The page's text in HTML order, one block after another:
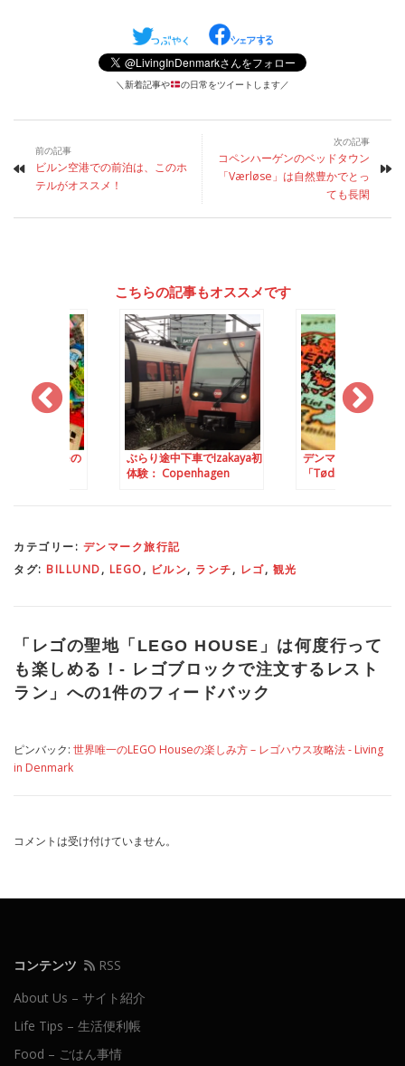
＼新着記事や の日常をツイートします／
前の記事
ビルン空港での前泊は、このホ
テルがオススメ！
次の記事
コペンハーゲンのベッドタウン
「Værløse」は自然豊かでとっ
ても長閑
こちらの記事もオススメです
LEGO Houseの
ぶらり途中下車でIzakaya初
体験： Copenhagen
デンマーク西部の小
「Tødner」でKIN-
カテゴリー: デンマーク旅行記
タグ: BILLUND, LEGO, ビルン, ランチ, レゴ, 観光
「 レゴの聖地「LEGO HOUSE」は何度行って
も楽しめる！- レゴブロックで注文するレスト
ラン 」への1件のフィードバック
ピンバック: 世界唯一のLEGO Houseの楽しみ方 – レゴハウス攻略法 - Living
in Denmark
コメントは受け付けていません。
コンテンツ
RSS
About Us – サイト紹介
Life Tips – 生活便利帳
Food – ごはん事情